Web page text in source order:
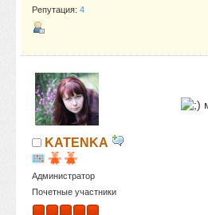
Репутация: 4
KATENKA
Администратор
Почетные участники